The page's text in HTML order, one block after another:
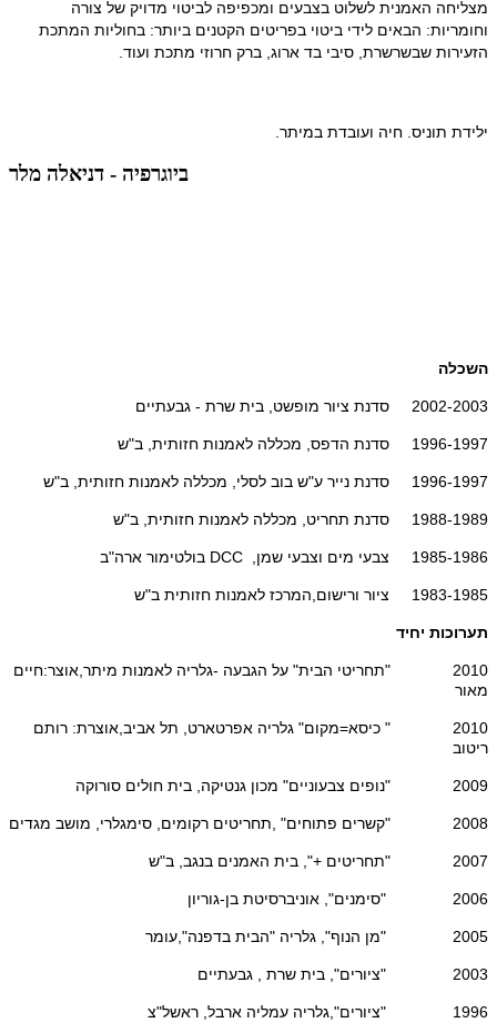
הזעירות שבשרשרת, סיבי בד ארוג, ברק חרוזי מתכת ועוד.
ילידת תוניס. חיה ועובדת במיתר.
ביוגרפיה - דניאלה מלר
השכלה
2002-2003 סדנת ציור מופשט, בית שרת - גבעתיים
1996-1997 סדנת הדפס, מכללה לאמנות חזותית, ב"ש
1996-1997 סדנת נייר ע"ש בוב לסלי, מכללה לאמנות חזותית, ב"ש
1988-1989 סדנת תחריט, מכללה לאמנות חזותית, ב"ש
1985-1986 צבעי מים וצבעי שמן, DCC בולטימור ארה"ב
1983-1985 ציור ורישום,המרכז לאמנות חזותית ב"ש
תערוכות יחיד
2010 "תחריטי הבית" על הגבעה -גלריה לאמנות מיתר,אוצר:חיים
מאור
2010 " כיסא=מקום" גלריה אפרטארט, תל אביב,אוצרת: רותם
ריטוב
2009 "נופים צבעוניים" מכון גנטיקה, בית חולים סורוקה
2008 "קשרים פתוחים" ,תחריטים רקומים, סימגלרי, מושב מגדים
2007 "תחריטים +", בית האמנים בנגב, ב"ש
2006 "סימנים", אוניברסיטת בן-גוריון
2005 "מן הנוף", גלריה "הבית בדפנה",עומר
2003 "ציורים", בית שרת , גבעתיים
1996 "ציורים",גלריה עמליה ארבל, ראשל"צ